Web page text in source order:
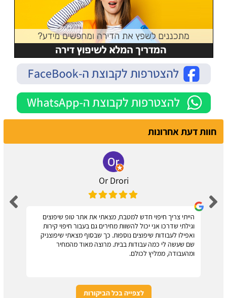
חוות דעת אחרונות
Or Drori
הייתי צריך חיפוי חדש למטבח, מצאתי את אתר טופ שיפוצים
וגילתי שדרכו אני יכול להשוות מחירים גם בעבור חיפוי קירות
ואפילו לעבודות שיפוצים נוספות. כך שבסוף מצאתי שיפוצניק
שם שעשה לי כמה עבודות בבית. מרוצה מאוד מהמחיר
ומהעבודה, ממליץ לכולם.
לצפייה בכל הביקורות